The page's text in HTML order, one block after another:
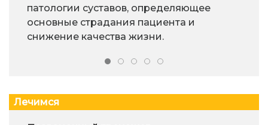
патологии суставов, определяющее
основные страдания пациента и
снижение качества жизни.
Лечимся